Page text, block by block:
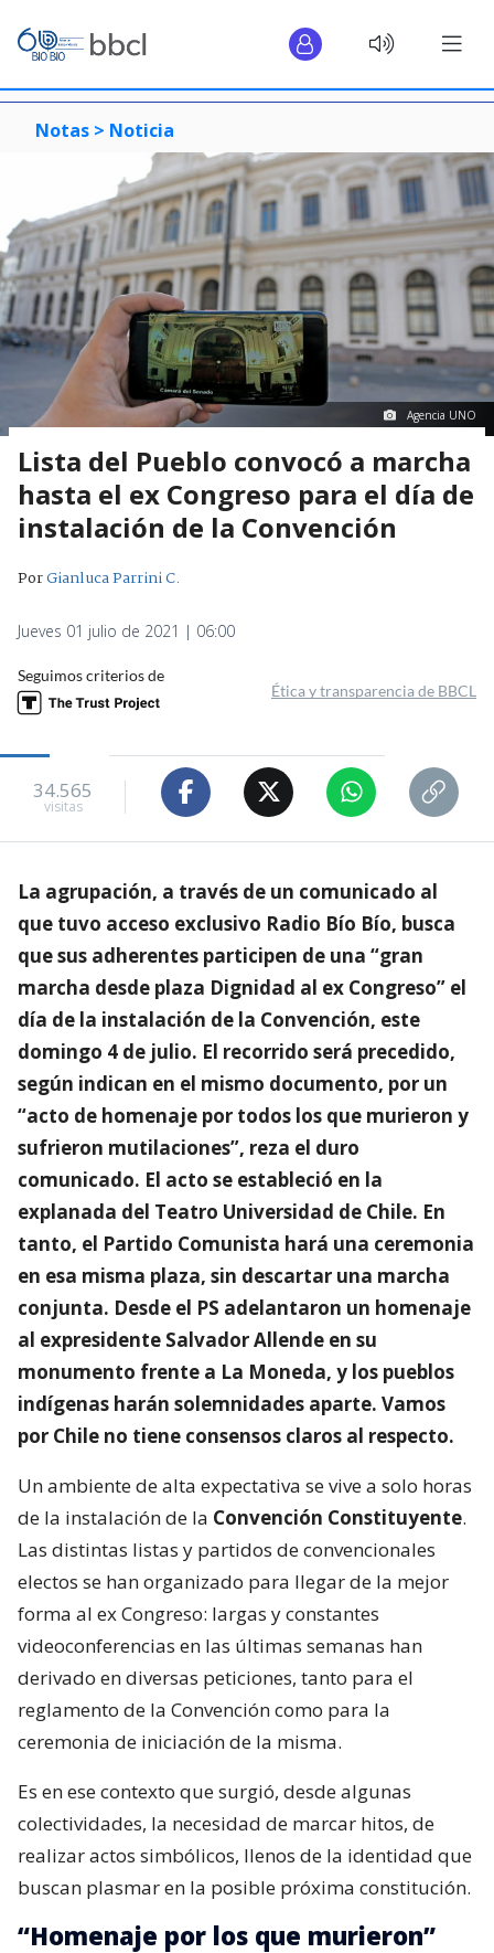
Notas > Noticia
Agencia UNO
Lista del Pueblo convocó a marcha
hasta el ex Congreso para el día de
instalación de la Convención
PorGianluca Parrini C.
Jueves 01 julio de 2021 | 06:00
Seguimos criterios de
Ética y transparencia de BBCL
34.565
visitas
La agrupación, a través de un comunicado al
que tuvo acceso exclusivo Radio Bío Bío, busca
que sus adherentes participen de una “gran
marcha desde plaza Dignidad al ex Congreso” el
día de la instalación de la Convención, este
domingo 4 de julio. El recorrido será precedido,
según indican en el mismo documento, por un
“acto de homenaje por todos los que murieron y
sufrieron mutilaciones”, reza el duro
comunicado. El acto se estableció en la
explanada del Teatro Universidad de Chile. En
tanto, el Partido Comunista hará una ceremonia
en esa misma plaza, sin descartar una marcha
conjunta. Desde el PS adelantaron un homenaje
al expresidente Salvador Allende en su
monumento frente a La Moneda, y los pueblos
indígenas harán solemnidades aparte. Vamos
por Chile no tiene consensos claros al respecto.
Un ambiente de alta expectativa se vive a solo horas
de la instalación de la Convención Constituyente.
Las distintas listas y partidos de convencionales
electos se han organizado para llegar de la mejor
forma al ex Congreso: largas y constantes
videoconferencias en las últimas semanas han
derivado en diversas peticiones, tanto para el
reglamento de la Convención como para la
ceremonia de iniciación de la misma.
Es en ese contexto que surgió, desde algunas
colectividades, la necesidad de marcar hitos, de
realizar actos simbólicos, llenos de la identidad que
buscan plasmar en la posible próxima constitución.
“Homenaje por los que murieron”